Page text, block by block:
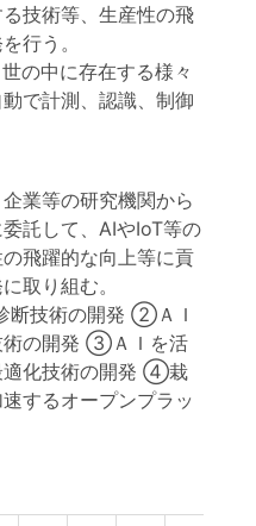
技術等、生産性の飛
行う。
の中に存在する様々
で計測、認識、制御
業等の研究機関から
託して、AIやIoT等の
飛躍的な向上等に貢
取り組む。
断技術の開発 ②ＡＩ
術の開発 ③ＡＩを活
適化技術の開発 ④栽
するオープンプラッ